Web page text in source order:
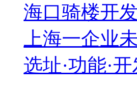
海口骑楼开
上海一企业
选址·功能·